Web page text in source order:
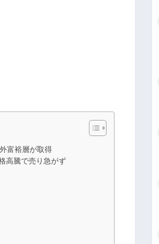
富裕層が取得
高騰で売り急がず